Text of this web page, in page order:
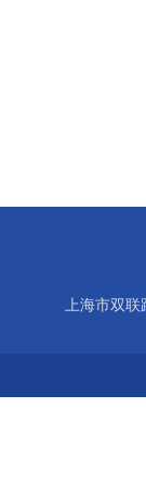
上海市双